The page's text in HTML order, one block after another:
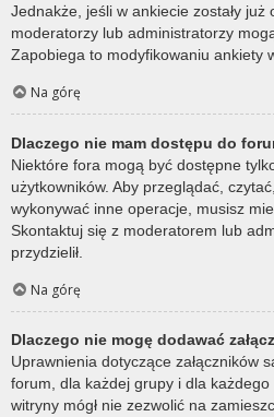
Jednakże, jeśli w ankiecie zostały już
moderatorzy lub administratorzy
Zapobiega to modyfikowaniu ankiety
Na górę
Dlaczego nie mam dostępu do
Niektóre fora mogą być dostępne
użytkowników. Aby przeglądać,
wykonywać inne operacje, musisz
Skontaktuj się z moderatorem lub
przydzielił.
Na górę
Dlaczego nie mogę dodawać
Uprawnienia dotyczące załączników
forum, dla każdej grupy i dla
witryny mógł nie zezwolić na